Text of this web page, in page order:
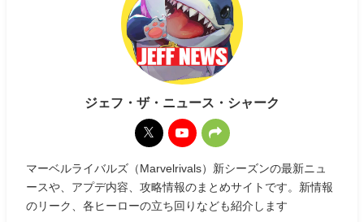
ジェフ・ザ・ニュース・シャーク
マーベルライバルズ（Marvelrivals）新シーズンの最新ニュ
ースや、アプデ内容、攻略情報のまとめサイトです。新情報
のリーク、各ヒーローの立ち回りなども紹介します